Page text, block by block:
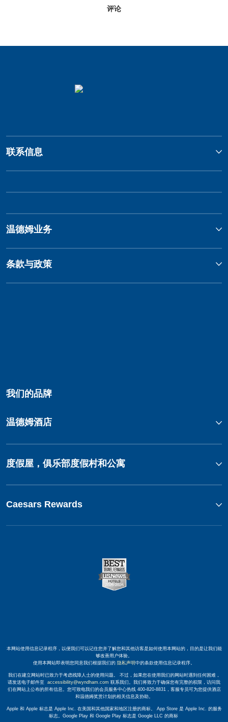
评论
联系信息
温德姆业务
条款与政策
我们的品牌
温德姆酒店
度假屋，俱乐部度假村和公寓
Caesars Rewards
本网站使用信息记录程序，以便我们可以记住您并了解您和其他访客是如何使用本网站的，目的是让我们能
够改善用户体验。
使用本网站即表明您同意我们根据我们的 隐私声明中的条款使用信息记录程序。
我们在建立网站时已致力于考虑残障人士的使用问题。 不过，如果您在使用我们的网站时遇到任何困难，
请发送电子邮件至 accessibility@wyndham.com 联系我们。我们将致力于确保您有完整的权限，访问我
们在网站上公布的所有信息。您可致电我们的会员服务中心热线 400-820-8831，客服专员可为您提供酒店
和温德姆奖赏计划的相关信息及协助。
Apple 和 Apple 标志是 Apple Inc. 在美国和其他国家和地区注册的商标。 App Store 是 Apple Inc. 的服务
标志。Google Play 和 Google Play 标志是 Google LLC 的商标